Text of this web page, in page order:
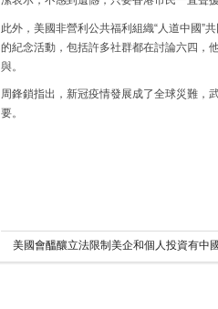
此外，美國非營利公共福利組織“人道中國”
的紀念活動，包括許多社群都在討論六四，
與。
周鋒鎖指出，新冠疫情發展成了全球災難，
要。